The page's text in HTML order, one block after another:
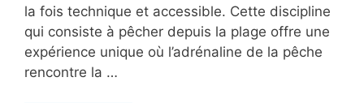
la fois technique et accessible. Cette discipline
qui consiste à pêcher depuis la plage offre une
expérience unique où l’adrénaline de la pêche
rencontre la …